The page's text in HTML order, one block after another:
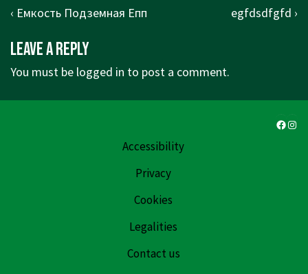
Post
Previous
is
‹ Емкость Подземная Епп
Next
egfdsdfgfd ›
Leave a Reply
You must be logged in to post a comment.
Accessibility
Privacy
Cookies
Legalities
Contact us